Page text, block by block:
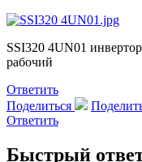
SSI320 4UN01
рабочий
Ответить
Поделиться
Ответить
Быстрый